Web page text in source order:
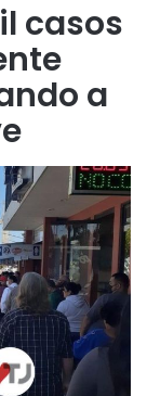
casos
a